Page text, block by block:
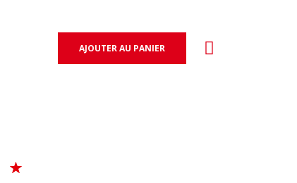
AJOUTER AU PANIER